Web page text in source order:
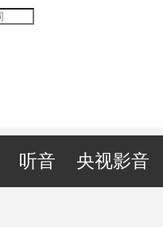
听音 央视影音